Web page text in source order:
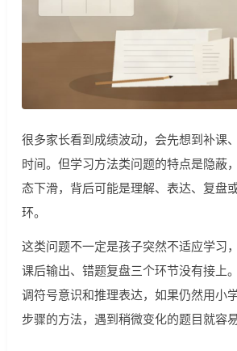
很多家长看到成绩波动，会先想到补课
时间。但学习方法类问题的特点是隐蔽
态下滑，背后可能是理解、表达、复盘
环。
这类问题不一定是孩子突然不适应学习
课后输出、错题复盘三个环节没有接上
调符号意识和推理表达，如果仍然用小
步骤的方法，遇到稍微变化的题目就容